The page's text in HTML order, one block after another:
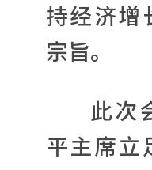
持经济增
宗旨。
此次
平主席立